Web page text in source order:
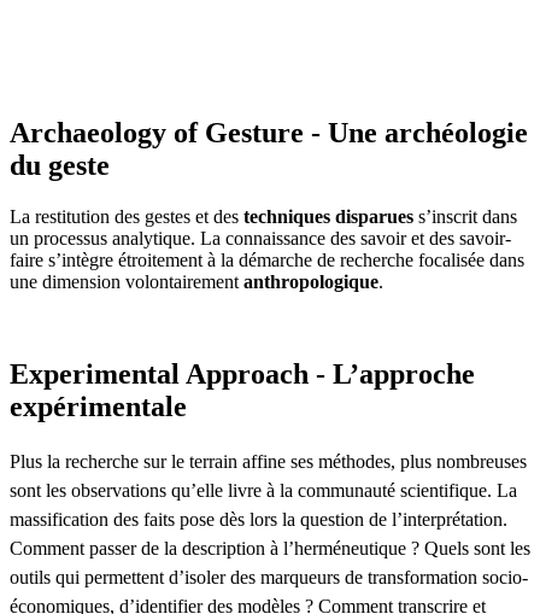
Archaeology of Gesture - Une archéologie
du geste
La restitution des gestes et des techniques disparues s’inscrit dans
un processus analytique. La connaissance des savoir et des savoir-
faire s’intègre étroitement à la démarche de recherche focalisée dans
une dimension volontairement anthropologique.
Experimental Approach - L’approche
expérimentale
Plus la recherche sur le terrain affine ses méthodes, plus nombreuses
sont les observations qu’elle livre à la communauté scientifique. La
massification des faits pose dès lors la question de l’interprétation.
Comment passer de la description à l’herméneutique ? Quels sont les
outils qui permettent d’isoler des marqueurs de transformation socio-
économiques, d’identifier des modèles ? Comment transcrire et